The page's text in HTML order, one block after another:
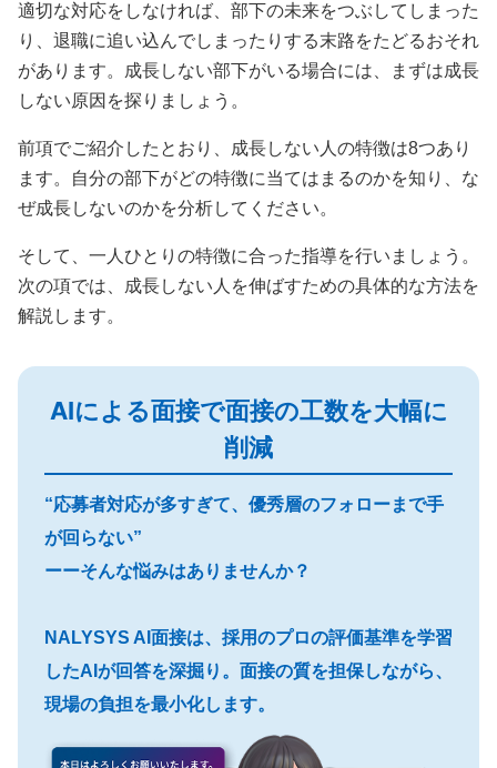
適切な対応をしなければ、部下の未来をつぶしてしまった
り、退職に追い込んでしまったりする末路をたどるおそれ
があります。成長しない部下がいる場合には、まずは成長
しない原因を探りましょう。
前項でご紹介したとおり、成長しない人の特徴は8つあり
ます。自分の部下がどの特徴に当てはまるのかを知り、な
ぜ成長しないのかを分析してください。
そして、一人ひとりの特徴に合った指導を行いましょう。
次の項では、成長しない人を伸ばすための具体的な方法を
解説します。
AIによる面接で面接の工数を大幅に
削減
“応募者対応が多すぎて、優秀層のフォローまで手
が回らない”
ーーそんな悩みはありませんか？
NALYSYS AI面接は、採用のプロの評価基準を学習
したAIが回答を深掘り。面接の質を担保しながら、
現場の負担を最小化します。